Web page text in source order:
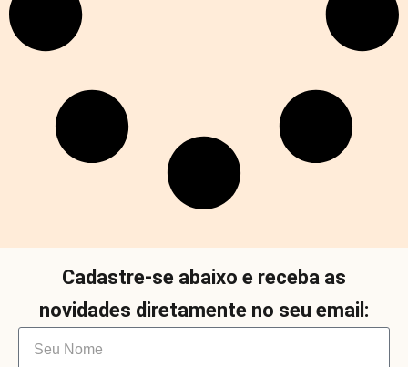
Cadastre-se abaixo e receba as
novidades diretamente no seu email: